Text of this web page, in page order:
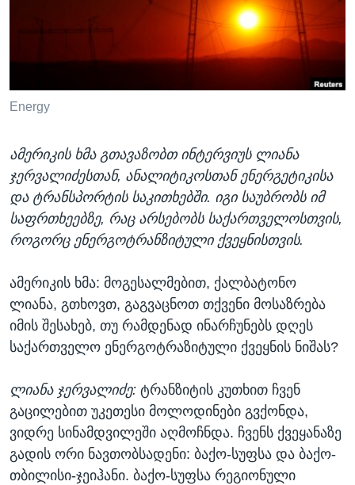
ᲒᲐᲚᲘᲚᲔᲝ
ᲓᲔᲖᲘᲜᲤᲝᲠᲛᲐᲪᲘᲐ
Learning English
ენები
Energy
ამერიკის ხმა გთავაზობთ ინტერვიუს ლიანა
ჯერვალიძესთან, ანალიტიკოსთან ენერგეტიკისა
და ტრანსპორტის საკითხებში. იგი საუბრობს იმ
საფრთხეებზე, რაც არსებობს საქართველოსთვის,
როგორც ენერგოტრანზიტული ქვეყნისთვის.
ამერიკის ხმა: მოგესალმებით, ქალბატონო
ლიანა, გთხოვთ, გაგვაცნოთ თქვენი მოსაზრება
იმის შესახებ, თუ რამდენად ინარჩუნებს დღეს
საქართველო ენერგოტრაზიტული ქვეყნის ნიშას?
ლიანა ჯერვალიძე: ტრანზიტის კუთხით ჩვენ
გაცილებით უკეთესი მოლოდინები გვქონდა,
ვიდრე სინამდვილეში აღმოჩნდა. ჩვენს ქვეყანაზე
გადის ორი ნავთობსადენი: ბაქო-სუფსა და ბაქო-
თბილისი-ჯეიჰანი. ბაქო-სუფსა რეგიონული